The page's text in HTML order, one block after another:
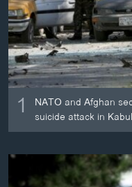
ທຸລະກິດ
ພາສາອັງກິດ
ວີດີໂອ
ສຽງ
ລາຍງານ
1
NATO and Afghan
suicide attack in